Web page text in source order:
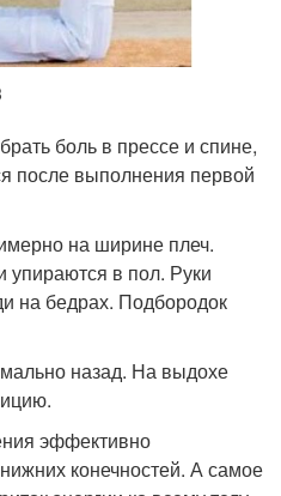
боль в прессе и спине,
после выполнения первой
на ширине плеч.
упираются в пол. Руки
на бедрах. Подбородок
назад. На выдохе
эффективно
конечностей. А самое